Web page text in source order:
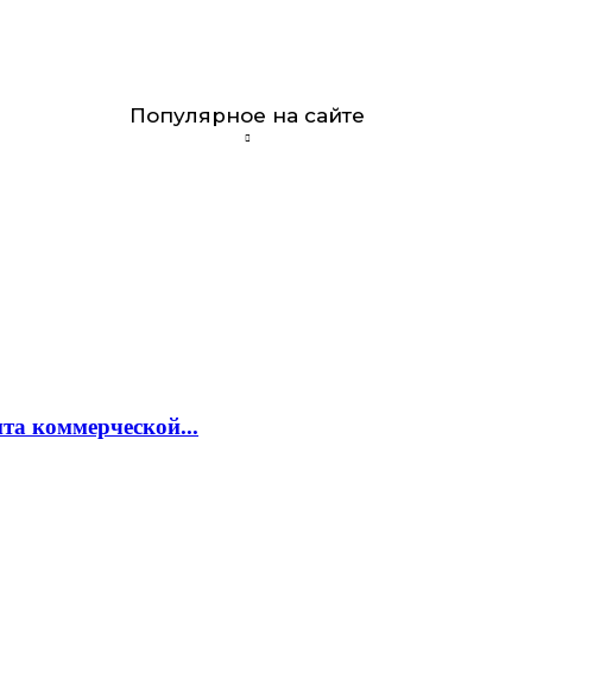
Популярное на сайте
коммерческой...